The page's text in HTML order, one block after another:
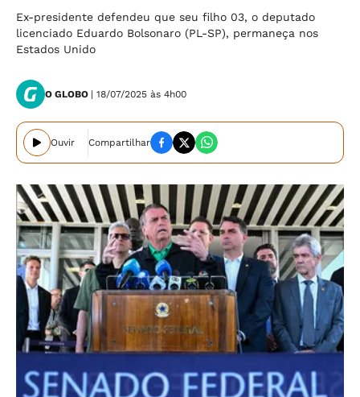
Ex-presidente defendeu que seu filho 03, o deputado
licenciado Eduardo Bolsonaro (PL-SP), permaneça nos
Estados Unido
O GLOBO | 18/07/2025 às 4h00
Ouvir Compartilhar